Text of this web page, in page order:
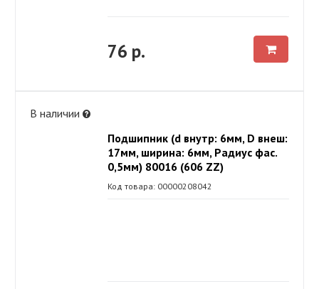
76 р.
В наличии
Подшипник (d внутр: 6мм, D внеш:
17мм, ширина: 6мм, Радиус фас.
0,5мм) 80016 (606 ZZ)
Код товара: 00000208042